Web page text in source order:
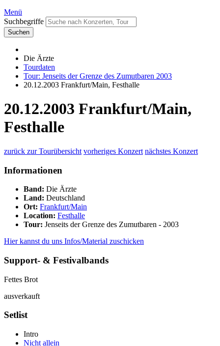
Menü
Suchbegriffe
Suchen
Die Ärzte
Tourdaten
Tour: Jenseits der Grenze des Zumutbaren 2003
20.12.2003 Frankfurt/Main, Festhalle
20.12.2003 Frankfurt/Main,
Festhalle
zurück zur Tourübersicht vorheriges Konzert nächstes Konzert
Informationen
Band: Die Ärzte
Land: Deutschland
Ort: Frankfurt/Main
Location: Festhalle
Tour: Jenseits der Grenze des Zumutbaren - 2003
Hier kannst du uns Infos/Material zuschicken
Support- & Festivalbands
Fettes Brot
ausverkauft
Setlist
Intro
Nicht allein